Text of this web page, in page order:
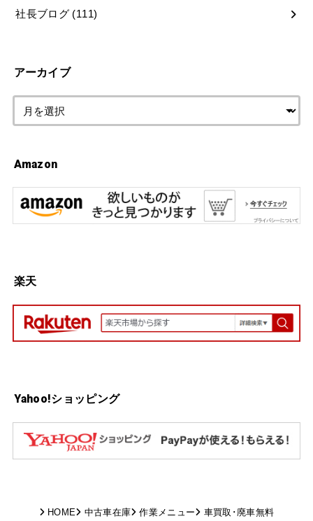
社長ブログ (111)
アーカイブ
Amazon
楽天
Yahoo!ショッピング
HOME 中古車在庫 作業メニュー 車買取･廃車無料